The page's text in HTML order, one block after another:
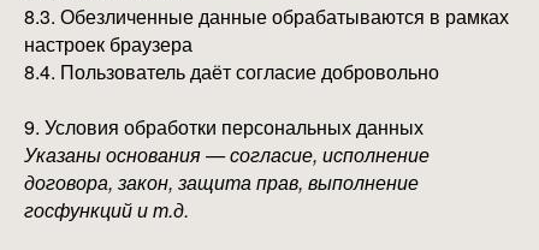
8.3. Обезличенные данные обрабатываются в рамках
настроек браузера
8.4. Пользователь даёт согласие добровольно
9. Условия обработки персональных данных
Указаны основания — согласие, исполнение
договора, закон, защита прав, выполнение
госфункций и т.д.